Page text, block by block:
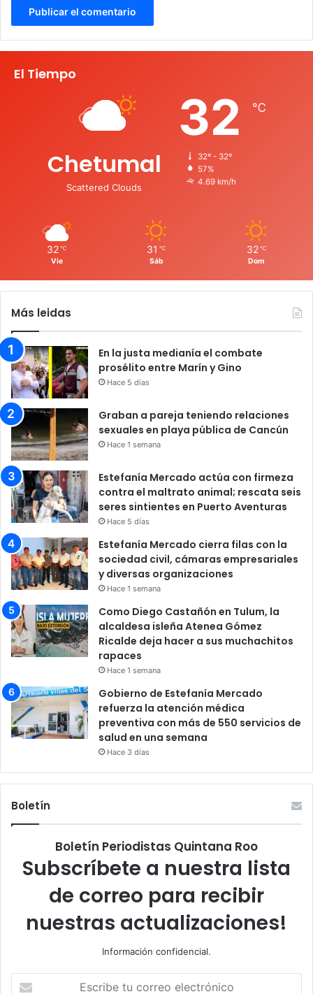
El Tiempo
Chetumal
Scattered Clouds
32 ℃
32º - 32º
57%
4.69 km/h
32 ℃
Vie
31 ℃
Sáb
32 ℃
Dom
Más leidas
En la justa medianía el combate
prosélito entre Marín y Gino
Hace 5 días
Graban a pareja teniendo relaciones
sexuales en playa pública de Cancún
Hace 1 semana
Estefanía Mercado actúa con firmeza
contra el maltrato animal; rescata seis
seres sintientes en Puerto Aventuras
Hace 5 días
Estefanía Mercado cierra filas con la
sociedad civil, cámaras empresariales
y diversas organizaciones
Hace 1 semana
Como Diego Castañón en Tulum, la
alcaldesa isleña Atenea Gómez
Ricalde deja hacer a sus muchachitos
rapaces
Hace 1 semana
Gobierno de Estefanía Mercado
refuerza la atención médica
preventiva con más de 550 servicios de
salud en una semana
Hace 3 días
Boletín
Boletín Periodistas Quintana Roo
Subscríbete a nuestra lista
de correo para recibir
nuestras actualizaciones!
Información confidencial.